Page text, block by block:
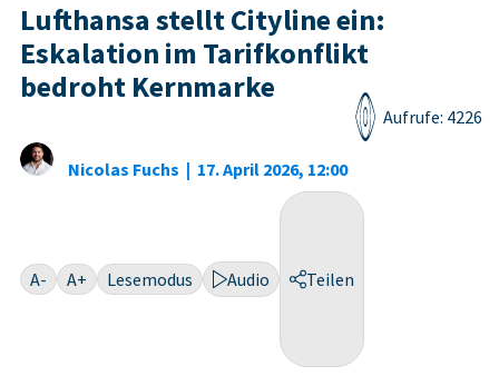
Lufthansa stellt Cityline ein:
Eskalation im Tarifkonflikt
bedroht Kernmarke
Nicolas Fuchs | 17. April 2026, 12:00
Aufrufe: 4226
A- A+ Lesemodus Audio Teilen